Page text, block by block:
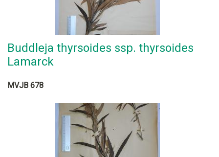
Buddleja thyrsoides ssp. thyrsoides
Lamarck
MVJB 678